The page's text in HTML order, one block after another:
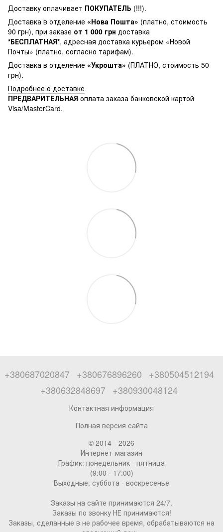
Доставку оплачивает ПОКУПАТЕЛЬ (!!!).
Доставка в отделение «Нова Пошта» (платно, стоимость
90 грн), при заказе от 1 000 грн доставка
*БЕСПЛАТНАЯ*, адресная доставка курьером «Новой
Почты» (платно, согласно тарифам).
Доставка в отделение «Укрошта» (ПЛАТНО, стоимость 50
грн).
Подробнее о доставке
ПРЕДВАРИТЕЛЬНАЯ оплата заказа банковской картой
Visa/MasterCard.
+380687020847 +380676896260
+380504512194
+380632848697 +380930048124
Контактная информация
Полная версия сайта
© 2014—2026
Интернет-магазин
График: понедельник - пятница
(9:00 - 17:00)
Выходные: суббота - воскресенье
Заказы на сайте принимаются 24/7.
Заказы по звонку НЕ принимаются!
Заказы, сделанные в не рабочее время, обрабатываются на